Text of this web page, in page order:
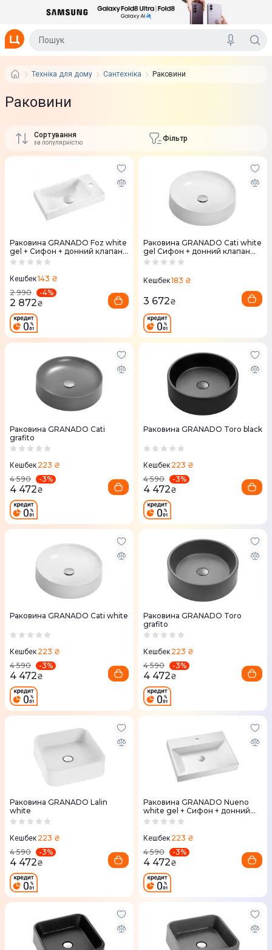
Техніка для дому Сантехніка Раковини
Раковини
Сортування
за популярністю Фільтр
Раковина GRANADO Foz white
gel + Сифон + донний клапан
65мм Nova Plast на раковину
Кешбек143 ₴
2 990
-4%
2 872₴
Раковина GRANADO Cati white
gel Сифон + донний клапан
65мм Nova Plast на раковину
Кешбек183 ₴
3 672₴
Раковина GRANADO Cati
grafito
Кешбек 223 ₴
4 590
-3%
4 472₴
Раковина GRANADO Toro black
Кешбек 223 ₴
4 590
-3%
4 472₴
Раковина GRANADO Cati white
Кешбек 223 ₴
4 590
-3%
4 472₴
Раковина GRANADO Toro
grafito
Кешбек 223 ₴
4 590
-3%
4 472₴
Раковина GRANADO Lalin
white
Кешбек 223 ₴
4 590
-3%
4 472₴
Раковина GRANADO Nueno
white gel + Сифон + донний
клапан 65мм Nova Plast на
Кешбек 223 ₴
4 590
-3%
4 472₴